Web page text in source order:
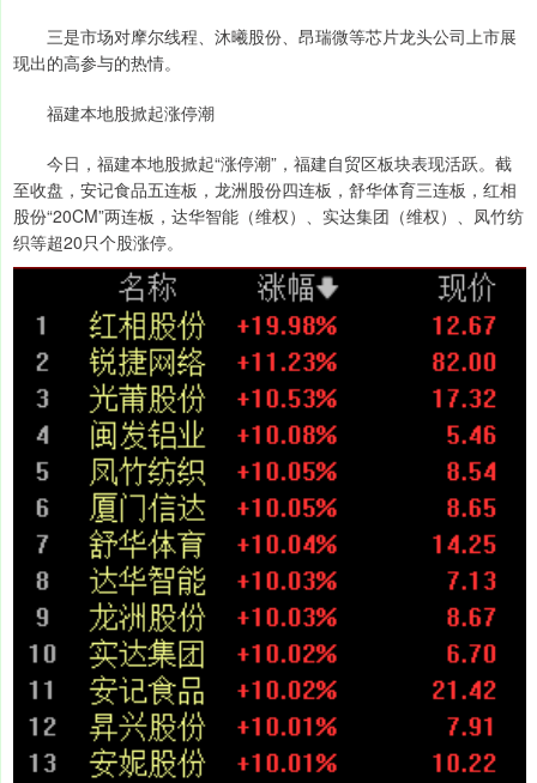
三是市场对摩尔线程、沐曦股份、昂瑞微等芯片龙头公司上市展
现出的高参与的热情。
福建本地股掀起涨停潮
今日，福建本地股掀起“涨停潮”，福建自贸区板块表现活跃。截
至收盘，安记食品五连板，龙洲股份四连板，舒华体育三连板，红相
股份“20CM”两连板，达华智能（维权）、实达集团（维权）、凤竹纺
织等超20只个股涨停。